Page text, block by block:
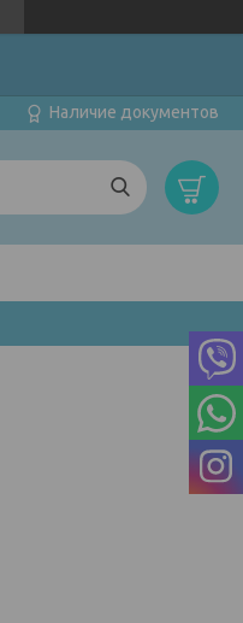
Наличие документов